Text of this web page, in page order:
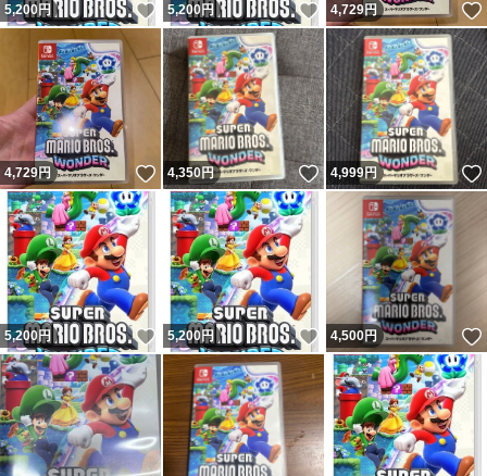
5,200 円 いいね！
5,200 円 いいね！
4,729円
4,729円 いいね！
4,350円 いいね！
4,999円
5,200 円 いいね！
5,200 円 いいね！
4,500円